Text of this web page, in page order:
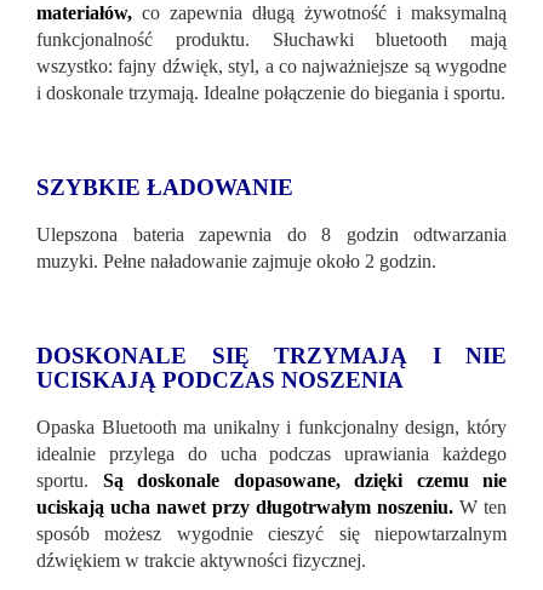
materiałów, co zapewnia długą żywotność i maksymalną
funkcjonalność produktu. Słuchawki bluetooth mają
wszystko: fajny dźwięk, styl, a co najważniejsze są wygodne
i doskonale trzymają. Idealne połączenie do biegania i sportu.
SZYBKIE ŁADOWANIE
Ulepszona bateria zapewnia do 8 godzin odtwarzania
muzyki. Pełne naładowanie zajmuje około 2 godzin.
DOSKONALE SIĘ TRZYMAJĄ I NIE
UCISKAJĄ PODCZAS NOSZENIA
Opaska Bluetooth ma unikalny i funkcjonalny design, który
idealnie przylega do ucha podczas uprawiania każdego
sportu. Są doskonale dopasowane, dzięki czemu nie
uciskają ucha nawet przy długotrwałym noszeniu. W ten
sposób możesz wygodnie cieszyć się niepowtarzalnym
dźwiękiem w trakcie aktywności fizycznej.